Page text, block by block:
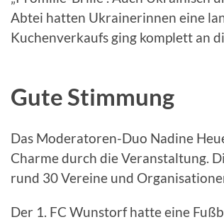
Abtei hatten Ukrainerinnen eine
Kuchenverkaufs ging komplett an
Gute Stimmung
Das Moderatoren-Duo Nadine
Charme durch die Veranstaltung.
rund 30 Vereine und
Der 1. FC Wunstorf hatte eine